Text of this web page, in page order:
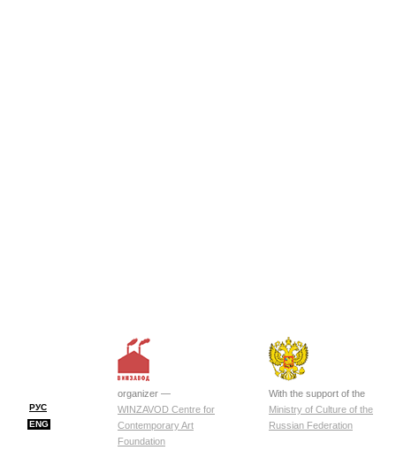
РУС
ENG
organizer —
WINZAVOD Centre for
Contemporary Art
Foundation
With the support of the
Ministry of Culture of the
Russian Federation